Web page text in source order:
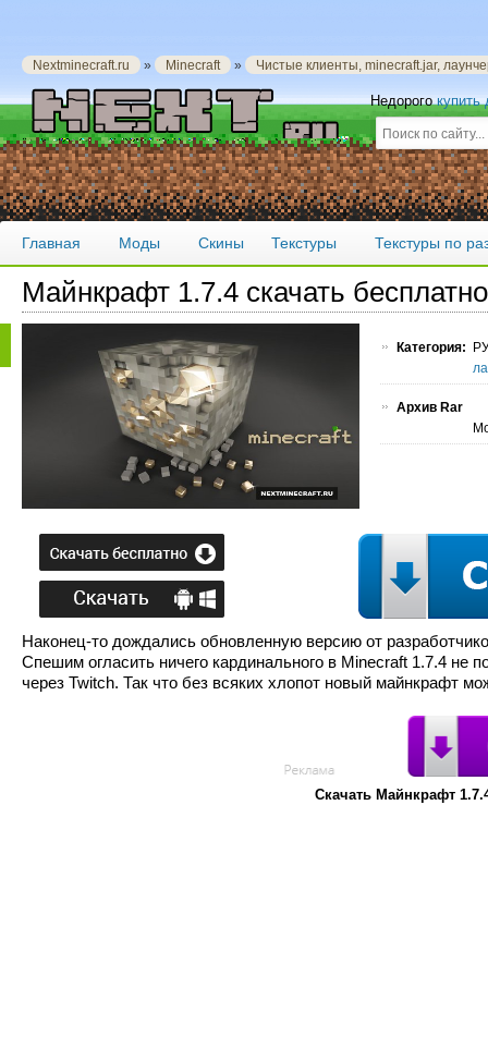
Nextminecraft.ru » Minecraft » Чистые клиенты, minecraft.jar,
Недорогокупить
Главная Моды Скины Текстуры Текстуры по
Майнкрафт 1.7.4 скачать бесплатно
Категория:
Архив Rar
Наконец-то дождались обновленную версию от
Спешим огласить ничего кардинального в Minecraft 1.7.4
через Twitch. Так что без всяких хлопот новый майнкрафт
Скачать Майнкрафт